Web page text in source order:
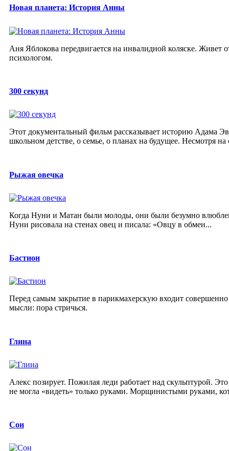
Новая планета: История Анны
Аня Яблокова передвигается на инвалидной коляске. Живет
психологом.
300 секунд
Этот документальный фильм рассказывает историю Адама
школьном детстве, о семье, о планах на будущее. Несмотря
Рыжая овечка
Когда Нуни и Матан были молоды, они были безумно
Нуни рисовала на стенах овец и писала: «Овцу в обмен...
Бастион
Перед самым закрытие в парикмахерскую входит
мысли: пора стричься.
Глина
Алекс позирует. Пожилая леди работает над скульптурой.
не могла «видеть» только руками. Морщинистыми руками,
Сон